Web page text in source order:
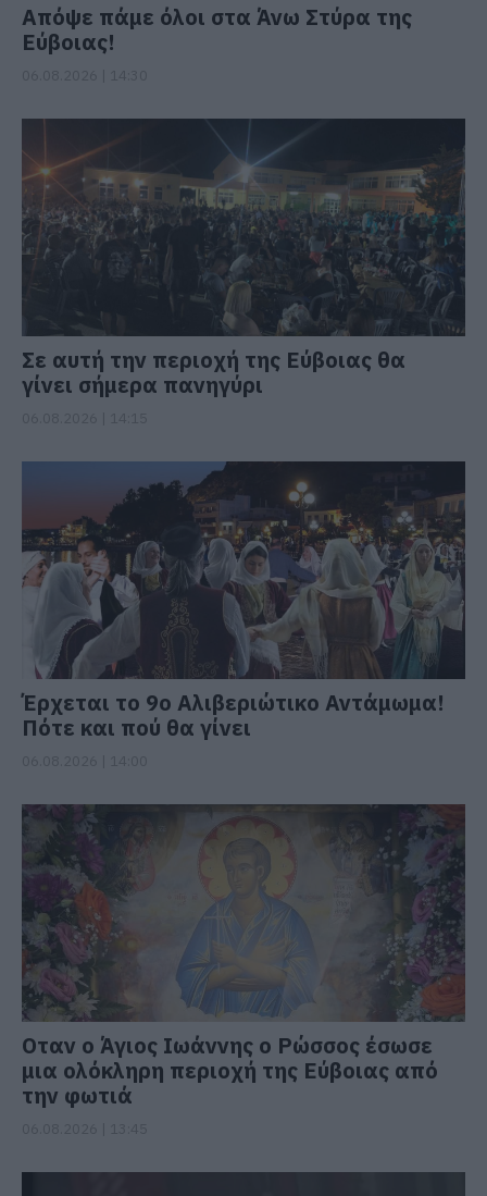
Απόψε πάμε όλοι στα Άνω Στύρα της
Εύβοιας!
Σε αυτή την περιοχή της Εύβοιας θα
γίνει σήμερα πανηγύρι
Έρχεται το 9ο Αλιβεριώτικο Αντάμωμα!
Πότε και πού θα γίνει
Οταν ο Άγιος Ιωάννης ο Ρώσσος έσωσε
μια ολόκληρη περιοχή της Εύβοιας από
την φωτιά